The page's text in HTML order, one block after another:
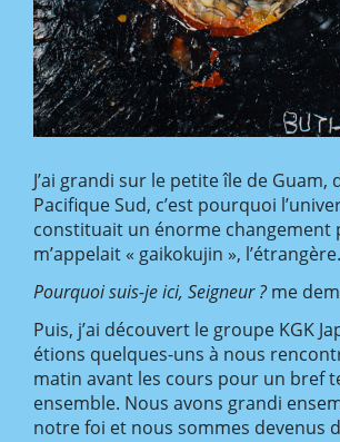
J’ai grandi sur le petite île de Guam,
Pacifique Sud, c’est pourquoi
constituait un énorme changement
m’appelait « gaikokujin », l’étrangère.
Pourquoi suis-je ici, Seigneur ?me
Puis, j’ai découvert le groupe KGK
étions quelques-uns à nous
matin avant les cours pour un bref
ensemble. Nous avons grandi
notre foi et nous sommes devenus